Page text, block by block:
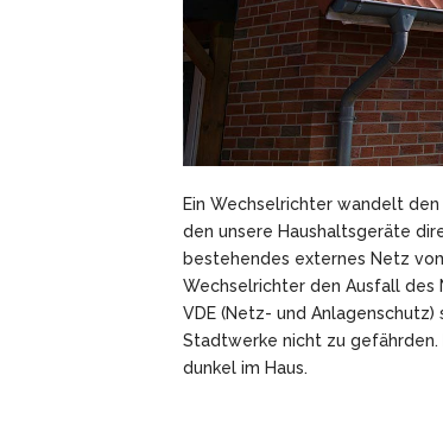
Ein Wechselrichter wandelt
den unsere Haushaltsgeräte
bestehendes externes Netz
Wechselrichter den Ausfall des
VDE (Netz- und
Stadtwerke nicht zu gefährden.
dunkel im Haus.